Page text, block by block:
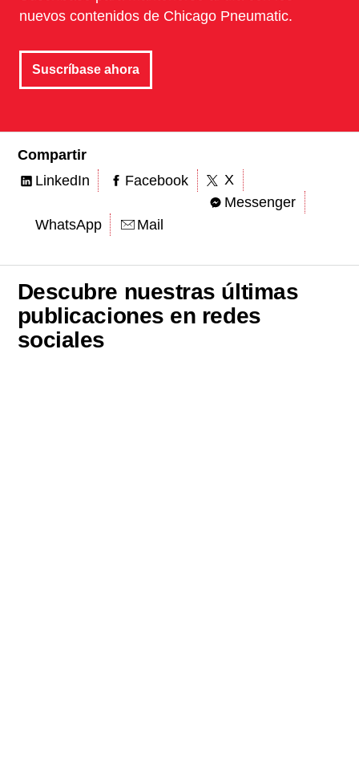
nuevos contenidos de Chicago Pneumatic.
Suscríbase ahora
Compartir
LinkedIn
Facebook
X
Messenger
WhatsApp
Mail
Descubre nuestras últimas
publicaciones en redes
sociales